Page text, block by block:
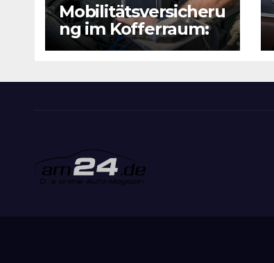
Mobilitätsversicheru
ng im Kofferraum:
Wie kompakte
Urlaubsreise retten